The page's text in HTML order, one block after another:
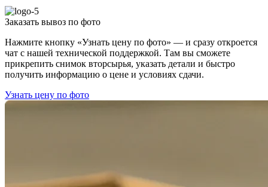
Заказать вывоз по фото
Нажмите кнопку «Узнать цену по фото» — и сразу откроется
чат с нашей технической поддержкой. Там вы сможете
прикрепить снимок вторсырья, указать детали и быстро
получить информацию о цене и условиях сдачи.
Узнать цену по фото